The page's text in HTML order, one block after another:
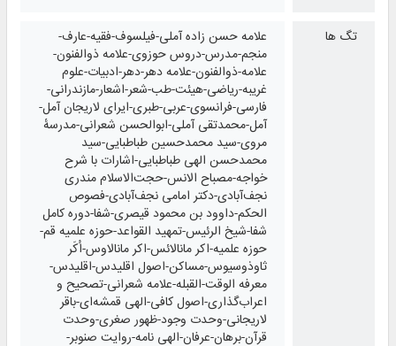
تگ ها
علامه حسن زاده آملی-فیلسوف-فقیه-عارف-
منجم-مدرس-دروس حوزوی-علامه ذوالفنون-
علامه-ذوالفنون-علامه دهر-دهر-ادبیات-علوم
غریبه-ریاضی-هیئت-طب-شعر-اشعار-مازندرانی-
فارسی-فرانسوی-عربی-طبری-ایرای لاریجان آمل-
آمل-محمدتقی آملی-ابوالحسن شعرانی-مدرسهٔ
مروی-سید محمدحسین طباطبایی-سید
محمدحسن الهی طباطبایی-اشارات با شرح
خواجه-مصباح الانس-حجت‌الاسلام مندری
نجف‌آبادی-دکتر امامی نجف‌آبادی-فصوص
الحکم-داوود بن محمود قیصری-شفا-دوره کامل
شفا-شیخ الرئیس-تمهید القواعد-حوزه علمیه قم-
حوزه علمیه-اکر مانالائس-اکر مانالاوس-اُکَر
ثاوذوسیوس-مساکن-اصول اقلیدس-اقلیدس-
معرفه الوقت-القبله-علامه شعرانی-تصحیح و
اعراب‌گذاری-اصول کافی-الهی قمشه‌ای-باقر
لاریجانی-وحدت وجود-ظهور صغری-وحدت
قرآن-برهان-عرفان-الهی نامه-روایت صنوبر-